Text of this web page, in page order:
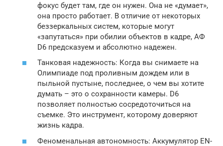
фокус будет там, где он нужен. Она не «думает»,
она просто работает. В отличие от некоторых
беззеркальных систем, которые могут
«запутаться» при обилии объектов в кадре, АФ
D6 предсказуем и абсолютно надежен.
Танковая надежность: Когда вы снимаете на
Олимпиаде под проливным дождем или в
пыльной пустыне, последнее, о чем вы хотите
думать – это о сохранности камеры. D6
позволяет полностью сосредоточиться на
съемке. Это инструмент, которому доверяют
жизнь кадра.
Феноменальная автономность: Аккумулятор EN-